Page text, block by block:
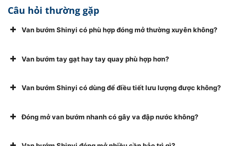
Câu hỏi thường gặp
Van bướm Shinyi có phù hợp đóng mở thường xuyên không?
Van bướm tay gạt hay tay quay phù hợp hơn?
Van bướm Shinyi có dùng để điều tiết lưu lượng được không?
Đóng mở van bướm nhanh có gây va đập nước không?